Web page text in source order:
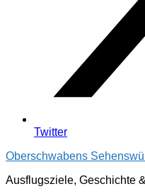
Twitter
Oberschwabens
Ausflugsziele, Geschichte